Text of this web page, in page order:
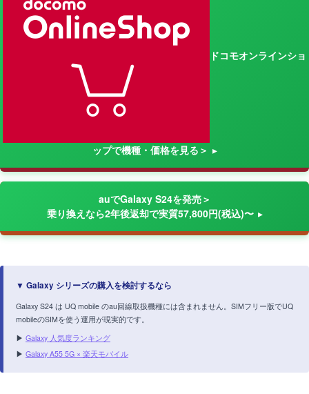
ドコモオンラインショ
ップで機種・価格を見る＞
auでGalaxy S24を発売＞
乗り換えなら2年後返却で実質57,800円(税込)〜
▼ Galaxy シリーズの購入を検討するなら
Galaxy S24 は UQ mobile のau回線取扱機種には含まれません。SIMフリー版でUQ
mobileのSIMを使う運用が現実的です。
▶ Galaxy 人気度ランキング
▶ Galaxy A55 5G × 楽天モバイル